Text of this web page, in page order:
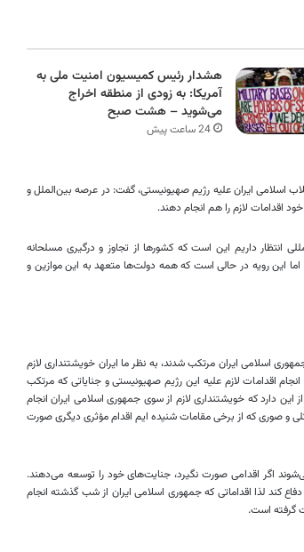
هشدار رئیس کمیسیون امنیت ملی به
آمریکا: به زودی از منطقه اخراج
می‌شوید – هشت صبح
24 ساعت پیش
اسلامی ایران علیه رژیم صهیونیستی، گفت: در عرصه بین‌الملل و
اقدامات لازم را هم انجام دهند.
انتظار داریم این است که کشورها از تجاوز و درگیری مسلحانه
اما این رویه در حالی است که همه دولت‌ها متعهد به این موازین و
اسلامی ایران مرتکب شدند، به نظر ما ایران خویشتنداری لازم
اقدامات لازم علیه این رژیم صهیونیستی و جنایاتی که مرتکب
دارد که خویشتنداری لازم از سوی جمهوری اسلامی ایران انجام
وصوریکه از برخی مقامات شنیده ایم اقدام مؤثری دیگری صورت
اگر اقدامی صورت نگیرد، جنایت‌های خود را توسعه می‌دهند.
کند لذا اقداماتی که جمهوری اسلامی ایران از شب گذشته انجام
گرفته است.